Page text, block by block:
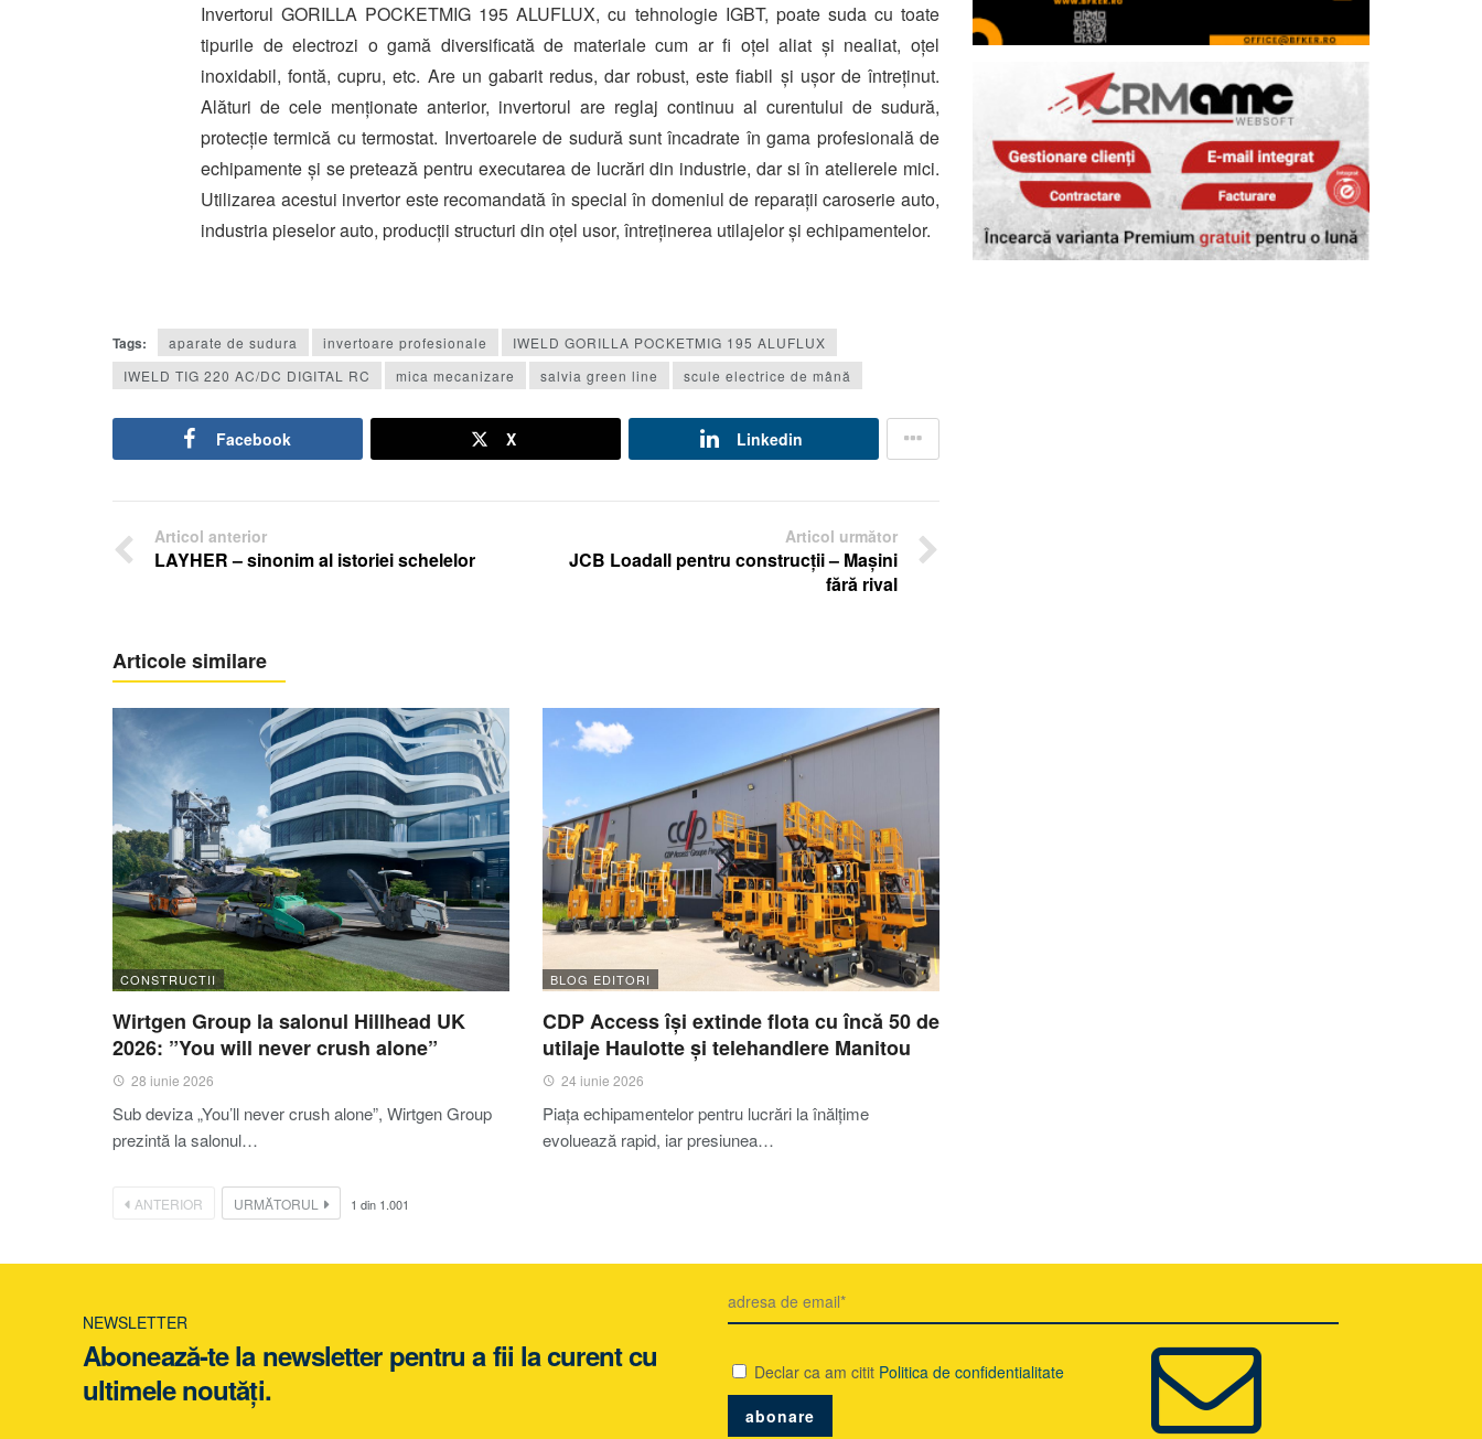
Invertorul GORILLA POCKETMIG 195 ALUFLUX, cu tehnologie IGBT, poate suda cu toate
tipurile de electrozi o gamă diversificată de materiale cum ar fi oțel aliat și nealiat, oțel
inoxidabil, fontă, cupru, etc. Are un gabarit redus, dar robust, este fiabil și ușor de întreținut.
Alături de cele menționate anterior, invertorul are reglaj continuu al curentului de sudură,
protecție termică cu termostat. Invertoarele de sudură sunt încadrate în gama profesională de
echipamente și se pretează pentru executarea de lucrări din industrie, dar si în atelierele mici.
Utilizarea acestui invertor este recomandată în special în domeniul de reparații caroserie auto,
industria pieselor auto, producții structuri din oțel usor, întreținerea utilajelor şi echipamentelor.
Tags: aparate de sudura invertoare profesionale
IWELD GORILLA POCKETMIG 195 ALUFLUX
IWELD TIG 220 AC/DC DIGITAL RC
mica mecanizare salvia green line scule electrice de mână
Facebook X Linkedin
Articol anterior
LAYHER – sinonim al istoriei schelelor
Articol următor
JCB Loadall pentru construcții – Mașini
fără rival
Articole similare
CONSTRUCTII
Wirtgen Group la salonul Hillhead UK
2026: ”You will never crush alone”
28 iunie 2026
Sub deviza „You’ll never crush alone”, Wirtgen Group
prezintă la salonul…
BLOG EDITORI
CDP Access își extinde flota cu încă 50 de
utilaje Haulotte și telehandlere Manitou
24 iunie 2026
Piața echipamentelor pentru lucrări la înălțime
evoluează rapid, iar presiunea…
ANTERIOR URMĂTORUL 1 din 1.001
NEWSLETTER
Abonează-te la newsletter pentru a fii la curent cu
ultimele noutăți.
Declar ca am citit Politica de confidentialitate